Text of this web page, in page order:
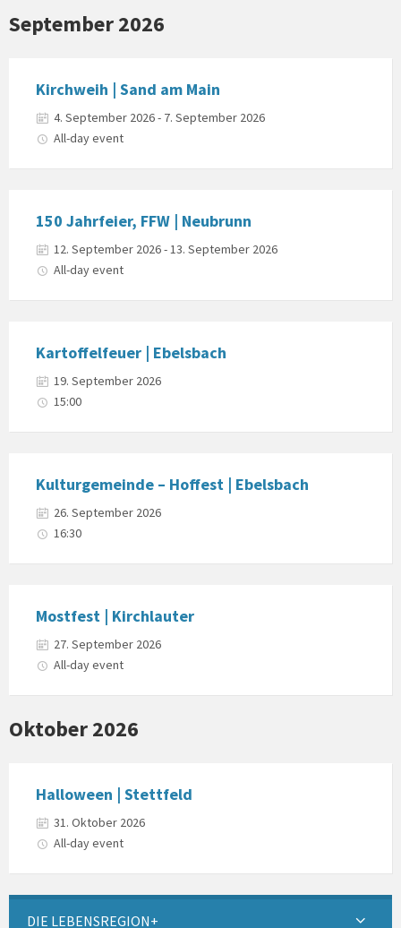
September 2026
Kirchweih | Sand am Main
4. September 2026 - 7. September 2026
All-day event
150 Jahrfeier, FFW | Neubrunn
12. September 2026 - 13. September 2026
All-day event
Kartoffelfeuer | Ebelsbach
19. September 2026
15:00
Kulturgemeinde – Hoffest | Ebelsbach
26. September 2026
16:30
Mostfest | Kirchlauter
27. September 2026
All-day event
Oktober 2026
Halloween | Stettfeld
31. Oktober 2026
All-day event
DIE LEBENSREGION+